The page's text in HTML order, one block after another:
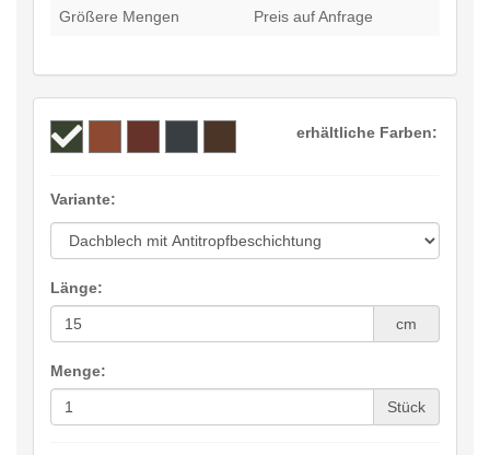
Größere Mengen Preis auf Anfrage
erhältliche Farben:
Variante:
Länge:
cm
Menge:
Stück